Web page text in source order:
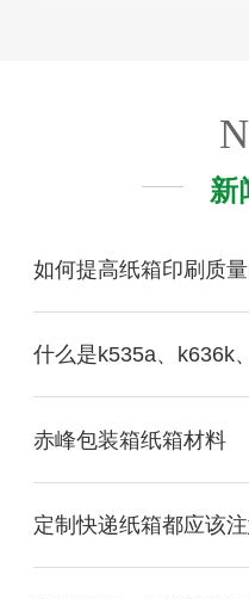
新
如何提高纸箱印刷质
什么是k535a、k636k
赤峰包装箱纸箱材料
定制快递纸箱都应该